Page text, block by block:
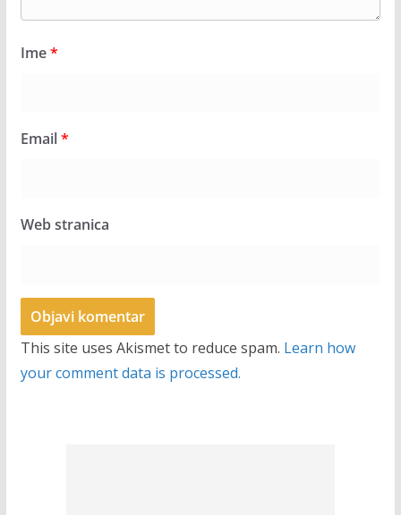
Ime*
Email*
Web stranica
This site uses Akismet to reduce spam. Learn how
your comment data is processed.